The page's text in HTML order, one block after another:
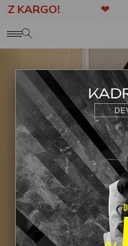
KARGO!
Anasayfa DIŞ GİYİM